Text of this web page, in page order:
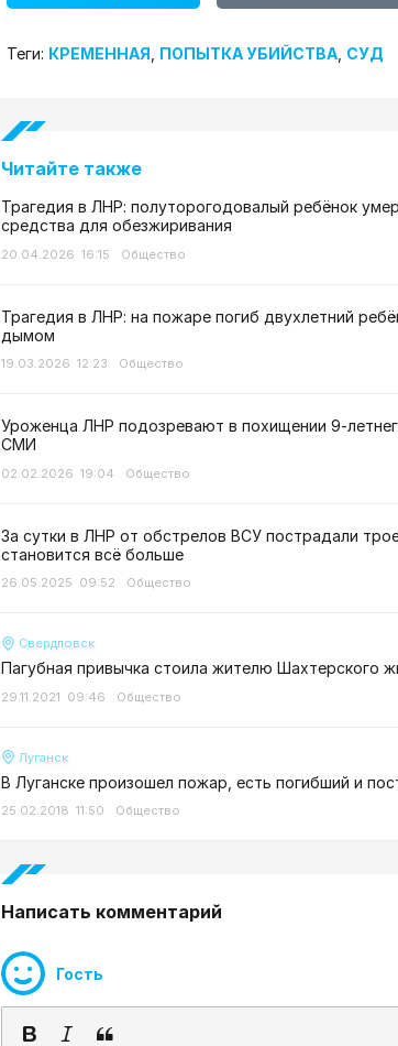
Теги: КРЕМЕННАЯ ПОПЫТКА УБИЙСТВА СУД
Читайте также
Трагедия в ЛНР: полуторогодовалый ребёнок
средства для обезжиривания
20.04.2026 16:15 Общество
Трагедия в ЛНР: на пожаре погиб двухлетний
дымом
19.03.2026 12:23 Общество
Уроженца ЛНР подозревают в похищении 9-
СМИ
02.02.2026 19:04 Общество
За сутки в ЛНР от обстрелов ВСУ пострадали
становится всё больше
26.05.2025 09:52 Общество
Свердловск
Пагубная привычка стоила жителю Шахтерского
29.11.2021 09:46 Общество
Луганск
В Луганске произошел пожар, есть погибший и
25.02.2018 11:50 Общество
Написать комментарий
Гость